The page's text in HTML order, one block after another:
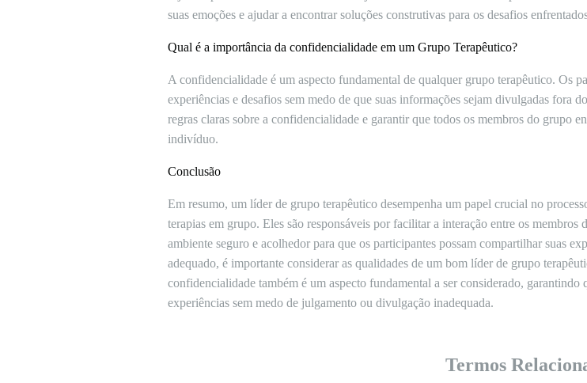
suas emoções e ajudar a encontrar soluções construtivas para os desafios
Qual é a importância da confidencialidade em um Grupo Terapêutico?
A confidencialidade é um aspecto fundamental de qualquer grupo terapêutico. Os
experiências e desafios sem medo de que suas informações sejam divulgadas fora
regras claras sobre a confidencialidade e garantir que todos os membros do grupo
indivíduo.
Conclusão
Em resumo, um líder de grupo terapêutico desempenha um papel crucial no
terapias em grupo. Eles são responsáveis por facilitar a interação entre os
ambiente seguro e acolhedor para que os participantes possam compartilhar suas
adequado, é importante considerar as qualidades de um bom líder de grupo
confidencialidade também é um aspecto fundamental a ser considerado, garantindo
experiências sem medo de julgamento ou divulgação inadequada.
Termos